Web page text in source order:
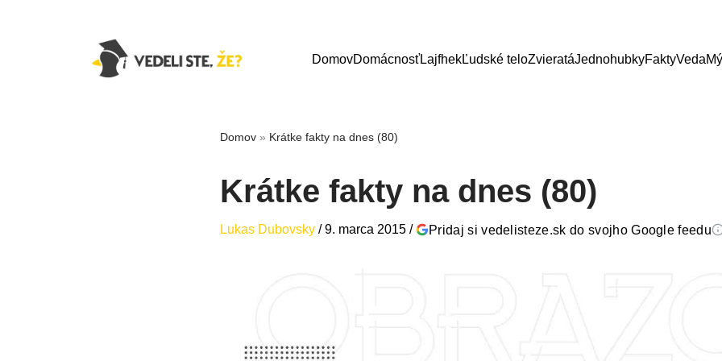
DomovDomácnosťLajfhekĽudské teloZvieratáJednohubkyFaktyVeda
Domov » Krátke fakty na dnes (80)
Krátke fakty na dnes (80)
Lukas Dubovsky /9. marca 2015 / Pridaj si vedelisteze.sk do svojho Google feedu